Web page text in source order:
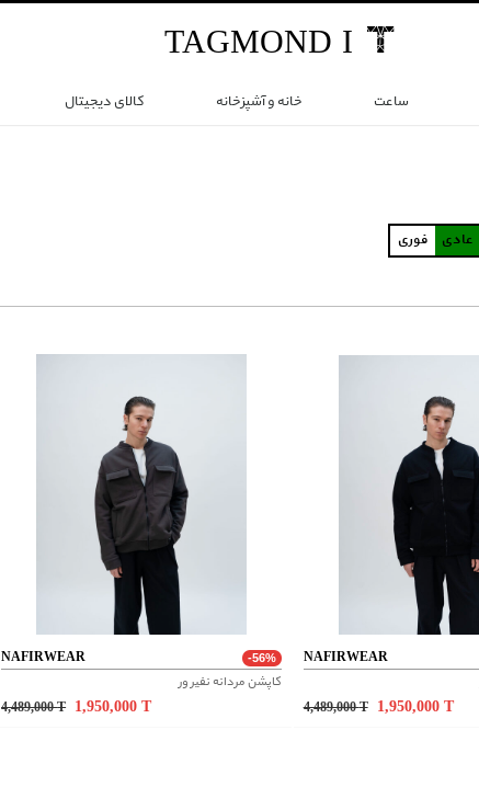
TAGMOND I
ساعت خانه و آشپزخانه کالای دیجیتال
عادی فوری
NAFIRWEAR -56%
کاپشن مردانه نفیر ور
4,489,000T 1,950,000T
NAFIRWEAR
4,489,000T 1,950,000 T